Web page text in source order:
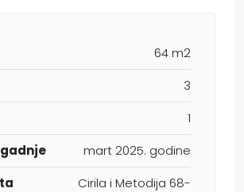
64 m2
3
1
mart 2025. godine
Cirila i Metodija 68-